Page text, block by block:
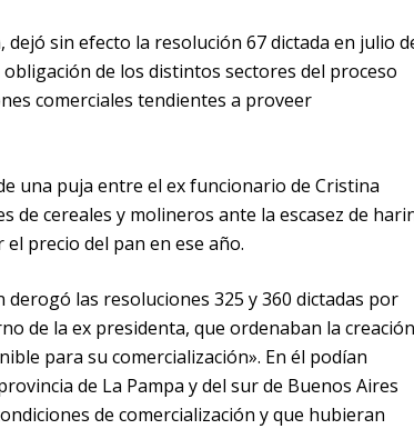
sin efecto la resolución 67 dictada en julio
de los distintos sectores del proceso
comerciales tendientes a proveer
una puja entre el ex funcionario de Cristina
de cereales y molineros ante la escasez de
precio del pan en ese año.
las resoluciones 325 y 360 dictadas por
de la ex presidenta, que ordenaban la creación
para su comercialización». En él podían
de La Pampa y del sur de Buenos Aires
de comercialización y que hubieran